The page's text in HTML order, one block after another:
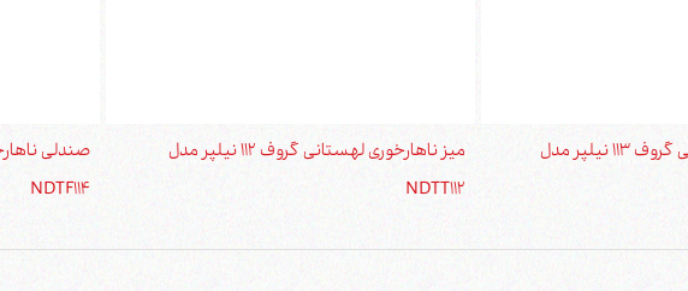
میز ناهارخوری لهستانی گروف 113 نیلپر مدل
میز ناهارخوری لهستانی گروف 112 نیلپر مدل
NDTT112
NDTF114